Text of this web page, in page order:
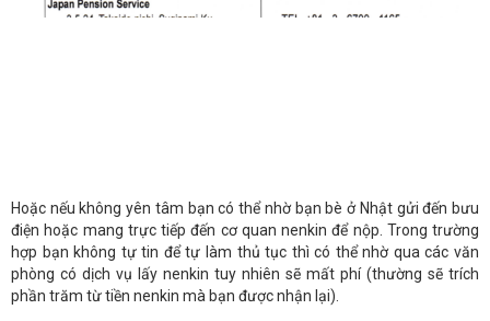
Hoặc nếu không yên tâm bạn có thể nhờ bạn bè ở Nhật gửi đến bưu
điện hoặc mang trực tiếp đến cơ quan nenkin để nộp. Trong trường
hợp bạn không tự tin để tự làm thủ tục thì có thể nhờ qua các văn
phòng có dịch vụ lấy nenkin tuy nhiên sẽ mất phí (thường sẽ trích
phần trăm từ tiền nenkin mà bạn được nhận lại).